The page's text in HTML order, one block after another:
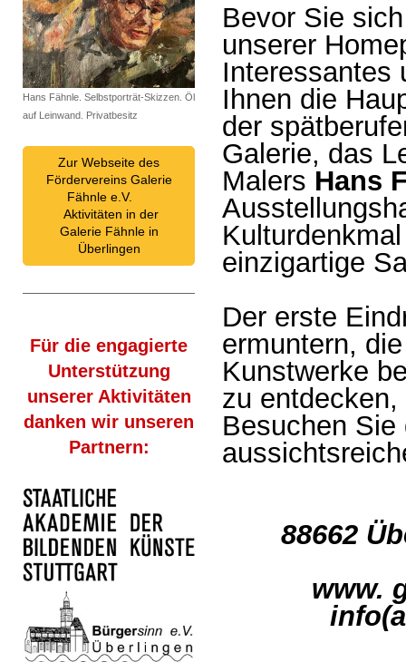
Bevor Sie
unserer
Interessantes
Ihnen die
der
Galerie, das
Malers Hans
einzigartige
Der erste
ermuntern,
Kunstwerke
zu
Besuchen
88662
www.
Hans Fähnle. Selbstporträt-Skizzen. Öl
auf Leinwand. Privatbesitz
Zur Webseite des
Fördervereins Galerie
Fähnle e.V.
Aktivitäten in der
Galerie Fähnle in
Überlingen
Für die engagierte
Unterstützung
unserer Aktivitäten
danken wir unseren
Partnern: